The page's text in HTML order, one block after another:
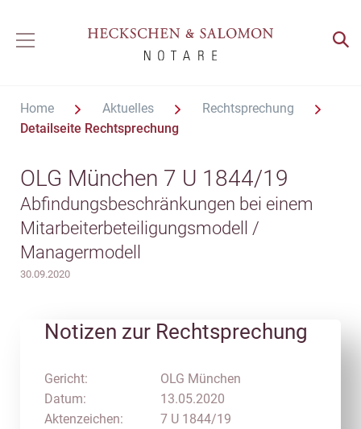
Home Aktuelles
Rechtsprechung
Detailseite Rechtsprechung
OLG München 7 U 1844/19
Abfindungsbeschränkungen bei einem
Mitarbeiterbeteiligungsmodell /
Managermodell
30.09.2020
Notizen zur Rechtsprechung
Gericht:
Datum:
Aktenzeichen:
OLG München
13.05.2020
7 U 1844/19